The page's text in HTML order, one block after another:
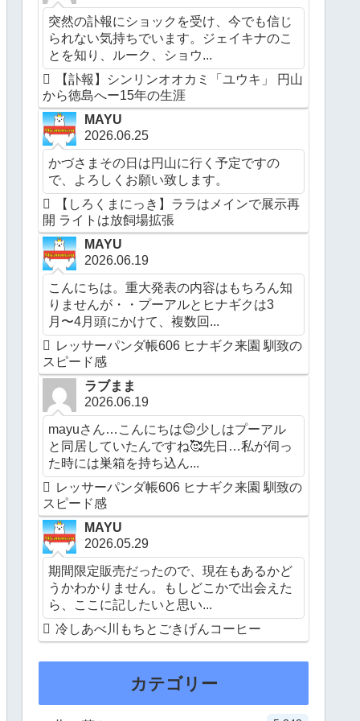
突然の訃報にショックを受け、今でも信じ
られない気持ちでいます。ジェイキナのこ
とを知り、ルーク、ショウ...
【訃報】シンリンオオカミ「ユウキ」 円山
から徳島へー15年の生涯
MAYU
2026.06.25
かづさまその日は円山に行く予定ですの
で、よろしくお願い致します。
【しろくまにっき】ララはメインで展示再
開 ライトは放飼場拡張
MAYU
2026.06.19
こんにちは。重大発表の内容はもちろん知
りませんが・・プーアルとヒナギクは3
月〜4月頭にかけて、複数回...
レッサーパンダ帳606 ヒナギク来園 馴致の
スピード感
ラブまま
2026.06.19
mayuさん…こんにちは😊少しはプーアル
と同居していたんですね🥰先日…私が伺っ
た時には巣箱を持ち込ん...
レッサーパンダ帳606 ヒナギク来園 馴致の
スピード感
MAYU
2026.05.29
期間限定販売だったので、現在もあるかど
うかわかりません。もしどこかで出会えた
ら、ここに記したいと思い...
冷しあべ川もちとごきげんコーヒー
カテゴリー